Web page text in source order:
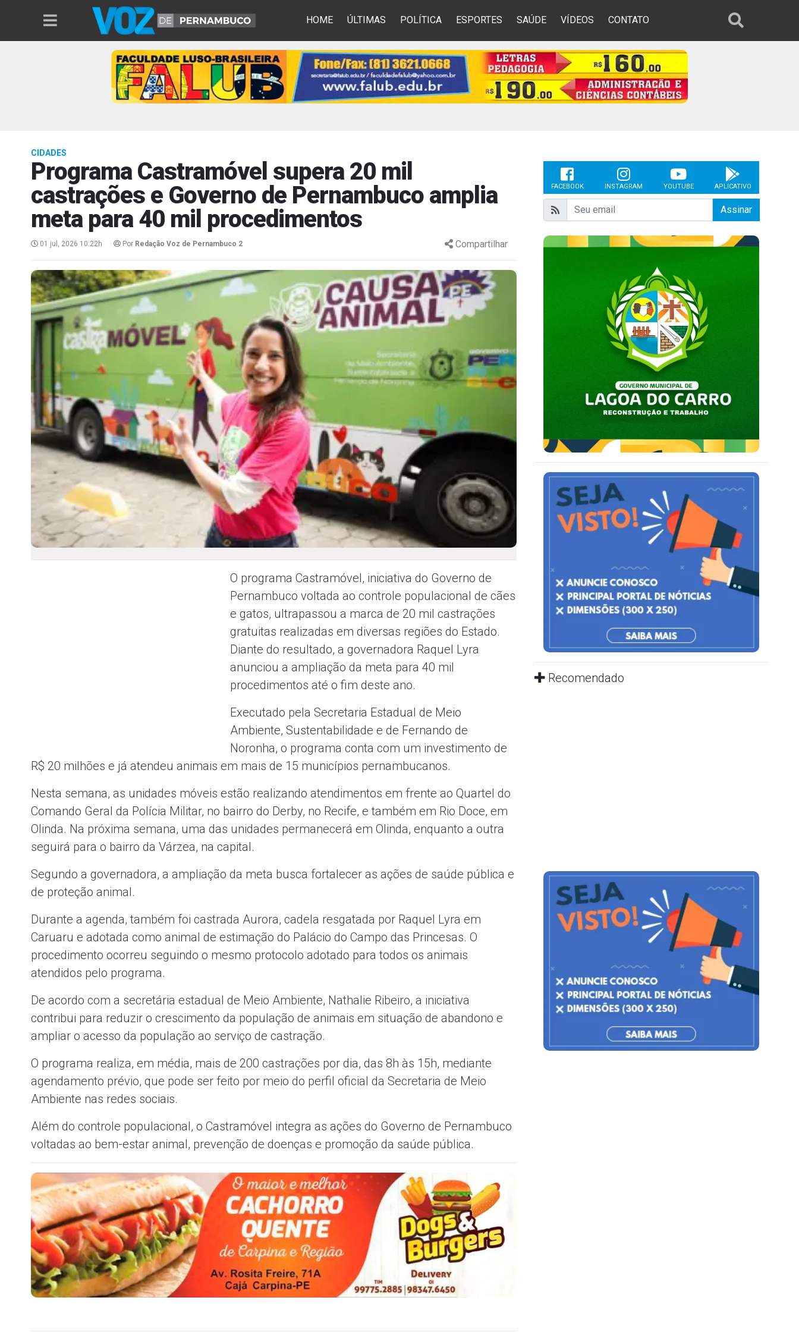
HOME ÚLTIMAS POLÍTICA ESPORTES SAÚDE VÍDEOS CONTATO
CIDADES
Programa Castramóvel supera 20 mil
castrações e Governo de Pernambuco amplia
meta para 40 mil procedimentos
01 jul, 2026 10:22h Por Redação Voz de Pernambuco 2 Compartilhar
O programa Castramóvel, iniciativa do Governo de
Pernambuco voltada ao controle populacional de cães
e gatos, ultrapassou a marca de 20 mil castrações
gratuitas realizadas em diversas regiões do Estado.
Diante do resultado, a governadora Raquel Lyra
anunciou a ampliação da meta para 40 mil
procedimentos até o fim deste ano.
Executado pela Secretaria Estadual de Meio
Ambiente, Sustentabilidade e de Fernando de
Noronha, o programa conta com um investimento de
R$ 20 milhões e já atendeu animais em mais de 15 municípios pernambucanos.
Nesta semana, as unidades móveis estão realizando atendimentos em frente ao Quartel do
Comando Geral da Polícia Militar, no bairro do Derby, no Recife, e também em Rio Doce, em
Olinda. Na próxima semana, uma das unidades permanecerá em Olinda, enquanto a outra
seguirá para o bairro da Várzea, na capital.
Segundo a governadora, a ampliação da meta busca fortalecer as ações de saúde pública e
de proteção animal.
Durante a agenda, também foi castrada Aurora, cadela resgatada por Raquel Lyra em
Caruaru e adotada como animal de estimação do Palácio do Campo das Princesas. O
procedimento ocorreu seguindo o mesmo protocolo adotado para todos os animais
atendidos pelo programa.
De acordo com a secretária estadual de Meio Ambiente, Nathalie Ribeiro, a iniciativa
contribui para reduzir o crescimento da população de animais em situação de abandono e
ampliar o acesso da população ao serviço de castração.
O programa realiza, em média, mais de 200 castrações por dia, das 8h às 15h, mediante
agendamento prévio, que pode ser feito por meio do perfil oficial da Secretaria de Meio
Ambiente nas redes sociais.
Além do controle populacional, o Castramóvel integra as ações do Governo de Pernambuco
voltadas ao bem-estar animal, prevenção de doenças e promoção da saúde pública.
FACEBOOK INSTAGRAM YOUTUBE APLICATIVO
Assinar
Recomendado